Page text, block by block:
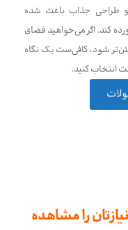
و طراحی جذاب باعث شده
کند. اگر می‌خواهید فضای
شود، کافی‌ست یک نگاه
انتخاب کنید.
را مشاهده